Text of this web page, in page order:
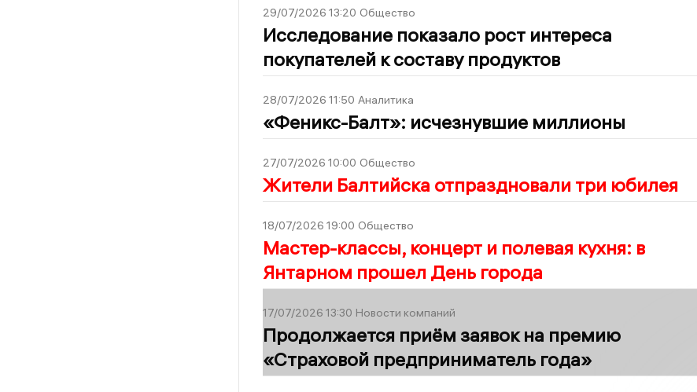
29/07/2026 13:20 Общество
Исследование показало рост интереса
покупателей к составу продуктов
28/07/2026 11:50 Аналитика
«Феникс-Балт»: исчезнувшие миллионы
27/07/2026 10:00 Общество
Жители Балтийска отпраздновали три юбилея
18/07/2026 19:00 Общество
Мастер-классы, концерт и полевая кухня: в
Янтарном прошел День города
17/07/2026 13:30 Новости компаний
Продолжается приём заявок на премию
«Страховой предприниматель года»